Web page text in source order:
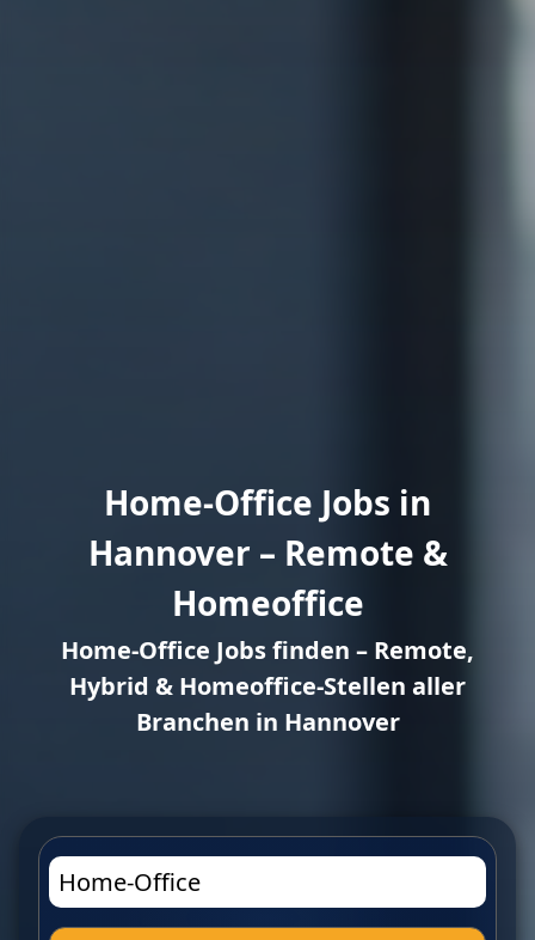
Home-Office Jobs in
Hannover – Remote &
Homeoffice
Home-Office Jobs finden – Remote,
Hybrid & Homeoffice-Stellen aller
Branchen in Hannover